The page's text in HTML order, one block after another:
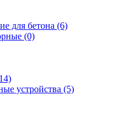
для бетона (6)
(0)
устройства (5)